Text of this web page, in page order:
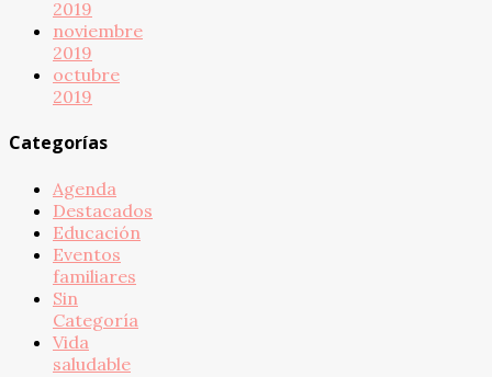
2019
noviembre
2019
octubre
2019
Categorías
Agenda
Destacados
Educación
Eventos
familiares
Sin
Categoría
Vida
saludable